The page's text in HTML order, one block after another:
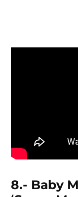
8.- Baby